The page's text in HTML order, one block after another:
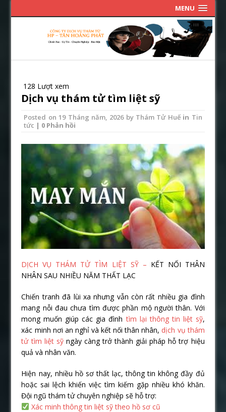
MENU
128 Lượt xem
Dịch vụ thám tử tìm liệt sỹ
Posted on 19 Tháng năm, 2026by Thám Tử Huếin Tin
tức | 0 Phản hồi
DỊCH VỤ THÁM TỬ TÌM LIỆT SỸ – KẾT NỐI THÂN
NHÂN SAU NHIỀU NĂM THẤT LẠC
Chiến tranh đã lùi xa nhưng vẫn còn rất nhiều gia đình
mang nỗi đau chưa tìm được phần mộ người thân. Với
mong muốn giúp các gia đình tìm lại thông tin liệt sỹ,
xác minh nơi an nghỉ và kết nối thân nhân, dịch vụ thám
tử tìm liệt sỹngày càng trở thành giải pháp hỗ trợ hiệu
quả và nhân văn.
Hiện nay, nhiều hồ sơ thất lạc, thông tin không đầy đủ
hoặc sai lệch khiến việc tìm kiếm gặp nhiều khó khăn.
Đội ngũ thám tử chuyên nghiệp sẽ hỗ trợ:
Xác minh thông tin liệt sỹ theo hồ sơ cũ